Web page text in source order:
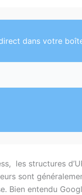
dans votre
les structures
sont
Bien entendu